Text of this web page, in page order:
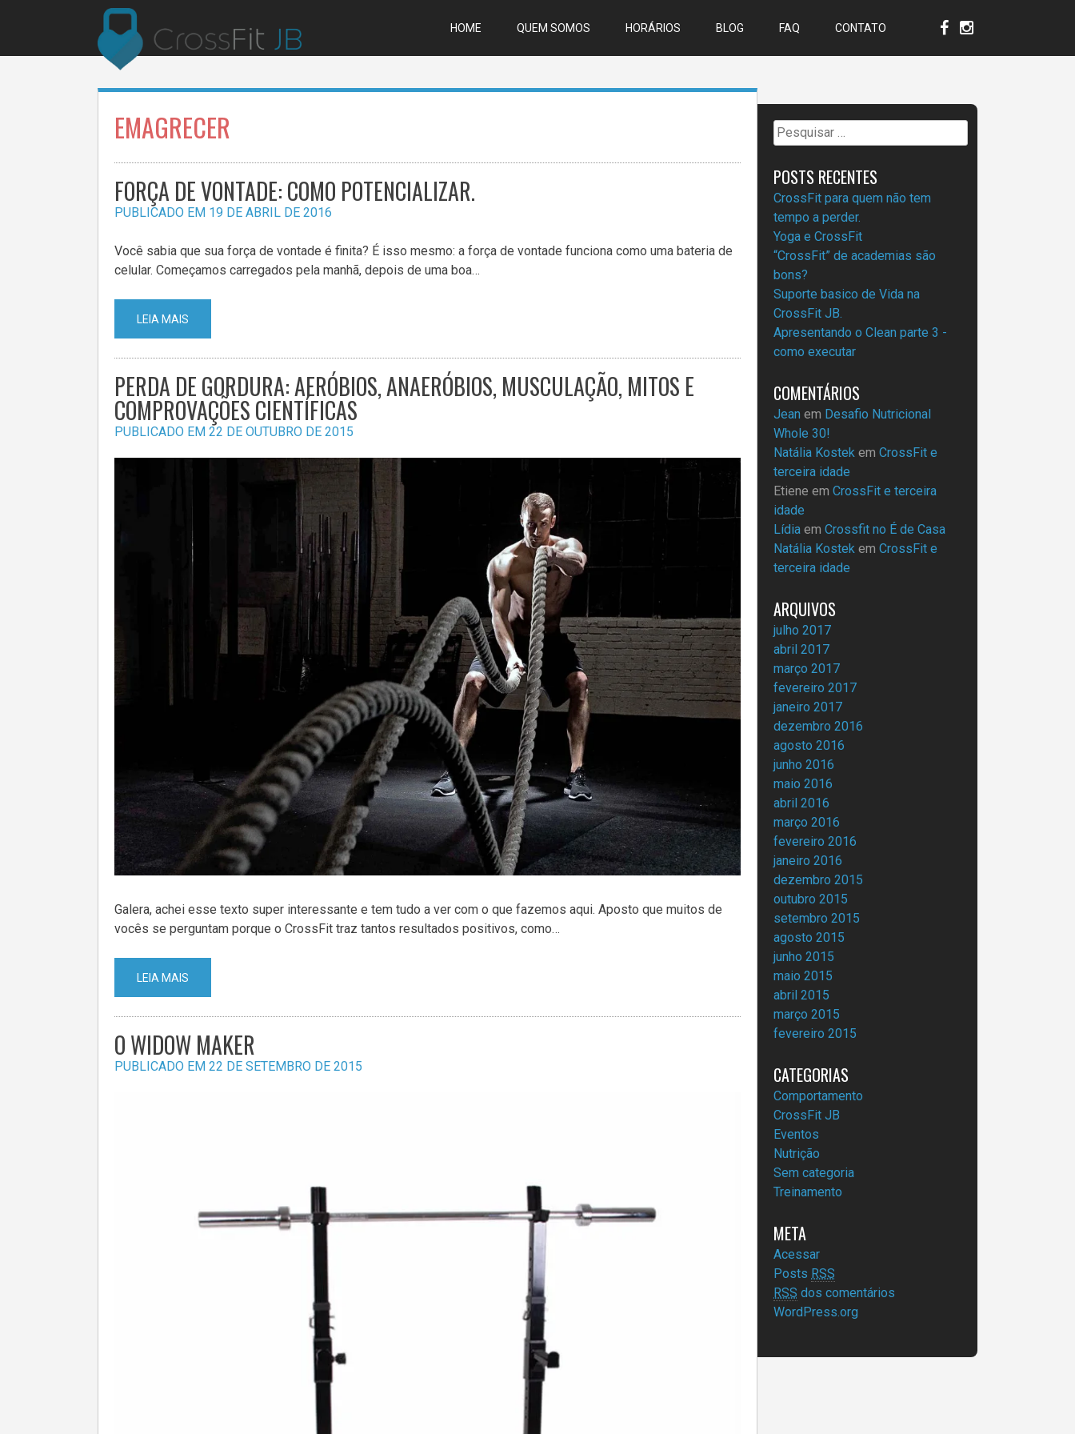
HOME QUEM SOMOS HORÁRIOS BLOG FAQ CONTATO
EMAGRECER
FORÇA DE VONTADE: COMO POTENCIALIZAR.
PUBLICADO EM 19 DE ABRIL DE 2016
Você sabia que sua força de vontade é finita? É isso mesmo: a força de vontade funciona como uma bateria de
celular. Começamos carregados pela manhã, depois de uma boa…
LEIA MAIS
PERDA DE GORDURA: AERÓBIOS, ANAERÓBIOS, MUSCULAÇÃO, MITOS E
COMPROVAÇÕES CIENTÍFICAS
PUBLICADO EM 22 DE OUTUBRO DE 2015
Galera, achei esse texto super interessante e tem tudo a ver com o que fazemos aqui. Aposto que muitos de
vocês se perguntam porque o CrossFit traz tantos resultados positivos, como…
LEIA MAIS
O WIDOW MAKER
PUBLICADO EM 22 DE SETEMBRO DE 2015
Pesquisar
por:
POSTS RECENTES
CrossFit para quem não tem
tempo a perder.
Yoga e CrossFit
“CrossFit” de academias são
bons?
Suporte basico de Vida na
CrossFit JB.
Apresentando o Clean parte 3 -
como executar
COMENTÁRIOS
Jean em Desafio Nutricional
Whole 30!
Natália Kostek em CrossFit e
terceira idade
Etiene em CrossFit e terceira
idade
Lídia em Crossfit no É de Casa
Natália Kostek em CrossFit e
terceira idade
ARQUIVOS
julho 2017
abril 2017
março 2017
fevereiro 2017
janeiro 2017
dezembro 2016
agosto 2016
junho 2016
maio 2016
abril 2016
março 2016
fevereiro 2016
janeiro 2016
dezembro 2015
outubro 2015
setembro 2015
agosto 2015
junho 2015
maio 2015
abril 2015
março 2015
fevereiro 2015
CATEGORIAS
Comportamento
CrossFit JB
Eventos
Nutrição
Sem categoria
Treinamento
META
Acessar
Posts RSS
RSS dos comentários
WordPress.org